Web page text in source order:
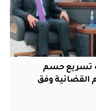
تسريع حسم
القضائية وفق